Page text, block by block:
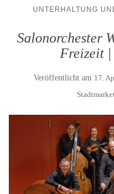
UNTERHALTUNG
Salonorchester
Freizeit
Veröffentlicht am 17.